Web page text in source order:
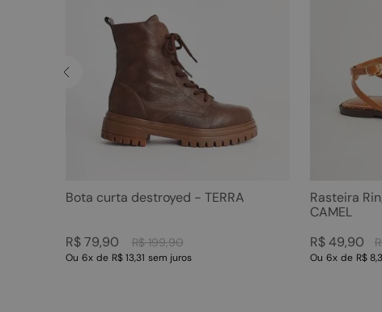
Bota curta destroyed - TERRA
R$ 199,90
R$ 79,90
Ou 6x de R$ 13,31 sem juros
Rasteira
CAMEL
R$ 49,90
Ou 6x de R$